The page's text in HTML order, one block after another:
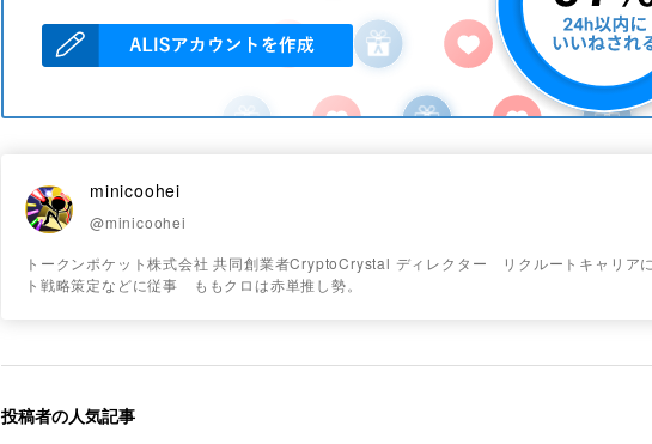
minicoohei
@minicoohei
トークンポケット株式会社 共同創業者CryptoCrystal ディレクター リクルートキャリア
ト戦略策定などに従事 ももクロは赤単推し勢。
投稿者の人気記事